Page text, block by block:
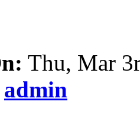
Thu, Mar
admin